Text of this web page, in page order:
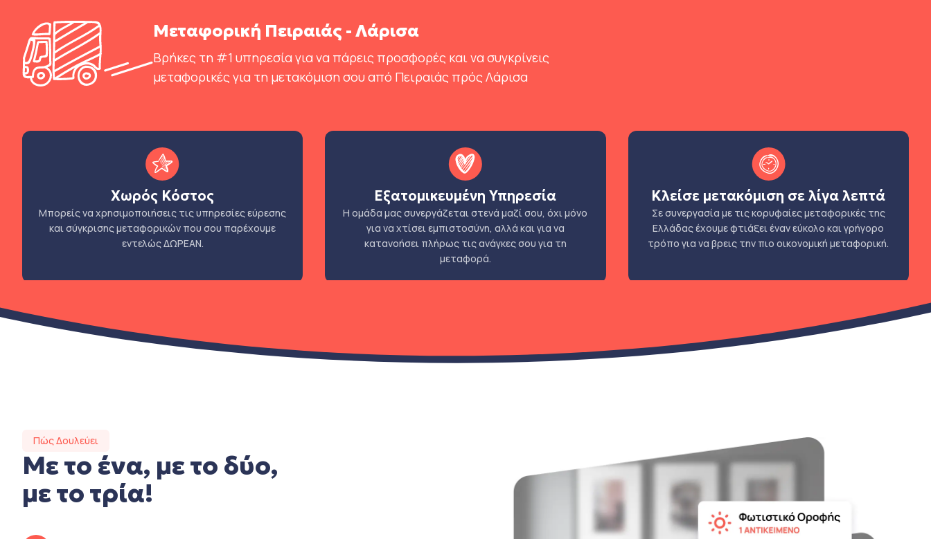
Μεταφορική Πειραιάς - Λάρισα
Βρήκες τη #1 υπηρεσία για να πάρεις προσφορές και να συγκρίνεις
μεταφορικές για τη μετακόμιση σου από Πειραιάς πρός Λάρισα
Χωρός Κόστος
Μπορείς να χρησιμοποιήσεις τις υπηρεσίες εύρεσης
και σύγκρισης μεταφορικών που σου παρέχουμε
εντελώς ΔΩΡΕΑΝ.
Εξατομικευμένη Υπηρεσία
Η ομάδα μας συνεργάζεται στενά μαζί σου, όχι μόνο
για να χτίσει εμπιστοσύνη, αλλά και για να
κατανοήσει πλήρως τις ανάγκες σου για τη
μεταφορά.
Κλείσε μετακόμιση σε λίγα λεπτά
Σε συνεργασία με τις κορυφαίες μεταφορικές της
Ελλάδας έχουμε φτιάξει έναν εύκολο και γρήγορο
τρόπο για να βρεις την πιο οικονομική μεταφορική.
Πώς Δουλεύει
Με το ένα, με το δύο,
με το τρία!